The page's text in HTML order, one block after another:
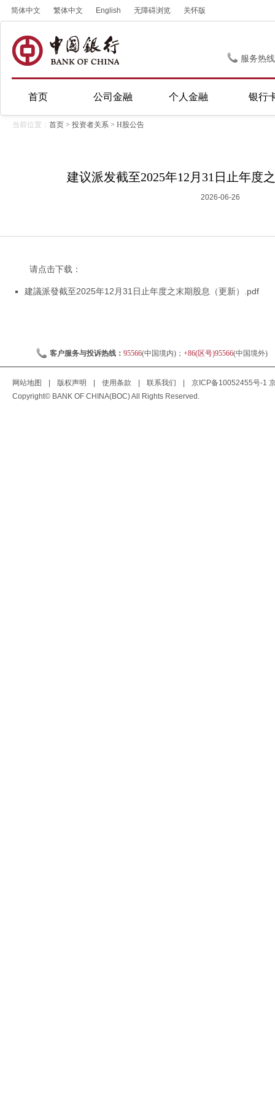
简体中文 繁体中文 English 无障碍浏览 关怀版
服务热
首页 公司金融 个人金融 银行
当前位置： 首页 > 投资者关系 > H股公告
建议派发截至2025年12月31日止年度
2026-06-26
请点击下载：
建議派發截至2025年12月31日止年度之末期股息（更新）.pdf
客户服务与投诉热线： 95566(中国境内)； +86(区号)95566(中国境外)
网站地图 版权声明 使用条款 联系我们 京ICP备10052455号-1
Copyright© BANK OF CHINA(BOC) All Rights Reserved.